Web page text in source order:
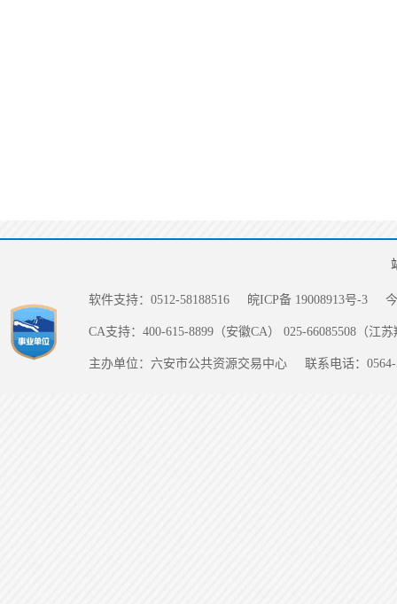
软件支持：0512-58188516 皖ICP备 19008913号-3
CA支持：400-615-8899（安徽CA） 025-66085508（江
主办单位：六安市公共资源交易中心 联系电话：0564-